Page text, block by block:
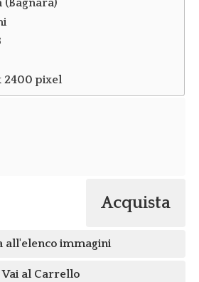
(Bagnara)
2400 pixel
Acquista
all'elenco immagini
Vai al Carrello